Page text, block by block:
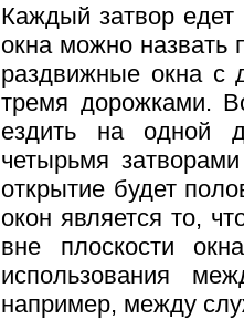
Каждый затвор
окна можно назвать
раздвижные окна с
тремя дорожками.
ездить на одной
четырьмя
открытие будет
окон является то,
вне плоскости
использования
например, между